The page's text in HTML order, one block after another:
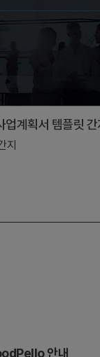
업계획서 템플릿 간
지
안내